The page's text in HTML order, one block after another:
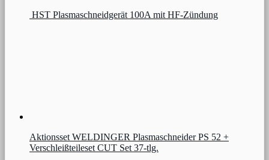
HST Plasmaschneidgerät 100A mit HF-Zündung
Aktionsset WELDINGER Plasmaschneider PS 52 +
Verschleißteileset CUT Set 37-tlg.